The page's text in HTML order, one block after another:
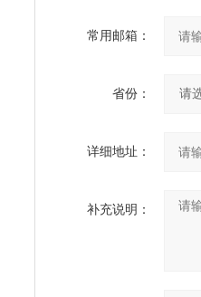
常用邮箱：
省份：
详细地址：
补充说明：